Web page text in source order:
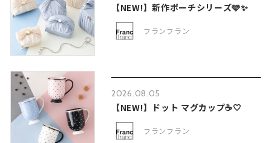
【NEW!】新作ポーチシリーズ🩵✨
フランフラン
2026.08.05
【NEW!】ドット マグカップ☕🤍
フランフラン